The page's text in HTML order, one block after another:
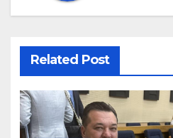
Related Post